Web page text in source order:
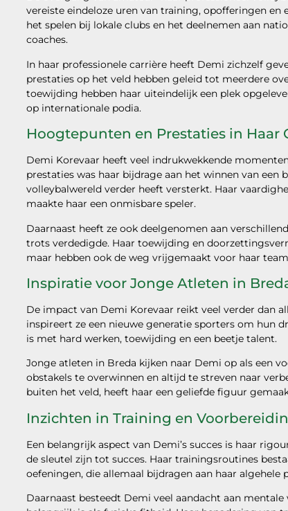
vereiste eindeloze uren van training, opofferingen en
het spelen bij lokale clubs en het deelnemen aan
coaches.
In haar professionele carrière heeft Demi zichzelf
prestaties op het veld hebben geleid tot meerdere
toewijding hebben haar uiteindelijk een plek
op internationale podia.
Hoogtepunten en Prestaties in Haar
Demi Korevaar heeft veel indrukwekkende
prestaties was haar bijdrage aan het winnen van
volleybalwereld verder heeft versterkt. Haar
maakte haar een onmisbare speler.
Daarnaast heeft ze ook deelgenomen aan
trots verdedigde. Haar toewijding en
maar hebben ook de weg vrijgemaakt voor haar
Inspiratie voor Jonge Atleten in
De impact van Demi Korevaar reikt veel verder dan
inspireert ze een nieuwe generatie sporters om hun
is met hard werken, toewijding en een beetje talent.
Jonge atleten in Breda kijken naar Demi op als een
obstakels te overwinnen en altijd te streven naar
buiten het veld, heeft haar een geliefde figuur
Inzichten in Training en
Een belangrijk aspect van Demi’s succes is haar
de sleutel zijn tot succes. Haar trainingsroutines
oefeningen, die allemaal bijdragen aan haar algehele
Daarnaast besteedt Demi veel aandacht aan